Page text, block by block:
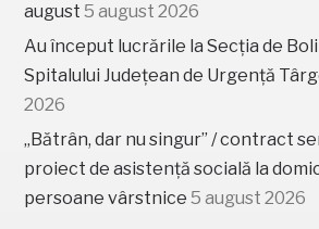
august 5 august 2026
Au început lucrările la Secția de
Spitalului Județean de Urgență
2026
„Bătrân, dar nu singur” / contract
proiect de asistență socială la
persoane vârstnice 5 august 2026